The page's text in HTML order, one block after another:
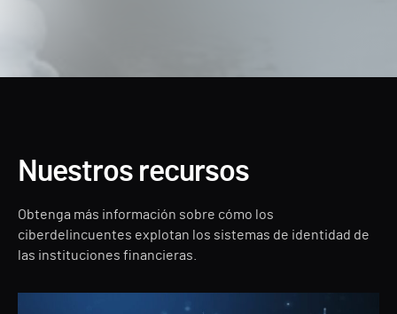
Nuestros recursos
Obtenga más información sobre cómo los
ciberdelincuentes explotan los sistemas de identidad de
las instituciones financieras.